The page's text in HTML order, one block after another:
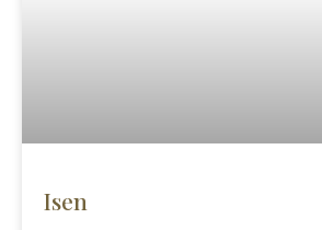
Isen